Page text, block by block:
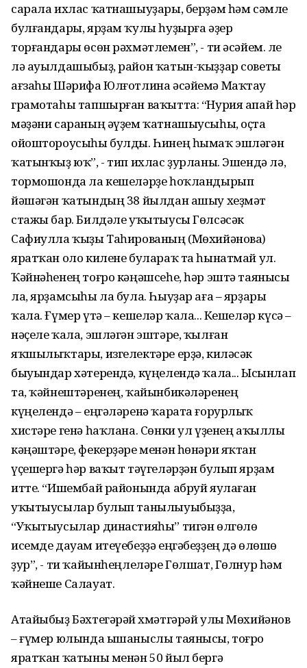
сарала ихлас ҡатнашыуҙары, берҙәм һәм сәмле
булғандары, ярҙам ҡулы һуҙырға әҙер
торғандары өсөн рәхмәтлемен”, - ти әсәйем. Әле
лә ауылдашыбыҙ, район ҡатын-ҡыҙҙар советы
ағзаһы Шәрифа Юлғотлина әсәйемә Маҡтау
грамотаһы тапшырған ваҡытта: “Нурия апай һәр
мәҙәни сараның әүҙем ҡатнашыусыһы, оҫта
ойоштороусыһы булды. Һинең һымаҡ эшләгән
ҡатынҡыҙ юҡ”, - тип ихлас ҙурланы. Эшендә лә,
тормошонда ла кешеләрҙе һоҡландырып
йәшәгән ҡатындың 38 йылдан ашыу хеҙмәт
стажы бар. Билдәле уҡытыусы Гөлсәсәк
Сафиулла ҡыҙы Таһированың (Мөхийәнова)
яратҡан оло килене булараҡ та һынатмай ул.
Ҡәйнәһенең тоғро кәңәшсеһе, һәр эштә таянысы
ла, ярҙамсыһы ла була. Һыуҙар аға – ярҙары
ҡала. Ғүмер үтә – кешеләр ҡала... Кешеләр күсә –
нәҫеле ҡала, эшләгән эштәре, ҡылған
яҡшылыҡтары, изгелектәре ерҙә, киләсәк
быуындар хәтерендә, күңелендә ҡала... Ысынлап
та, ҡәйнештәренең, ҡайынбикәләренең
күңелендә – еңгәләренә ҡарата ғорурлыҡ
хистәре генә һаҡлана. Сөнки ул үҙенең аҡыллы
кәңәштәре, фекерҙәре менән һөнәри яҡтан
үҫешергә һәр ваҡыт тәүгеләрҙән булып ярҙам
итте. “Ишембай районында абруй яулаған
уҡытыусылар булып танылыуыбыҙҙа,
“Уҡытыусылар династияһы” тигән өлгөлө
исемде дауам итеүебеҙҙә еңгәбеҙҙең дә өлөшө
ҙур”, - ти ҡайынһеңлеләре Гөлшат, Гөлнур һәм
ҡәйнеше Салауат.
Атайыбыҙ Бәхтегәрәй Әхмәтгәрәй улы Мөхийәнов
– ғүмер юлында ышаныслы таянысы, тоғро
яратҡан ҡатыны менән 50 йыл бергә